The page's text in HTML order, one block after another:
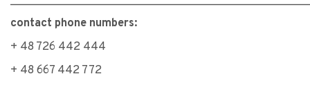
contact phone numbers:
+ 48 726 442 444
+ 48 667 442 772